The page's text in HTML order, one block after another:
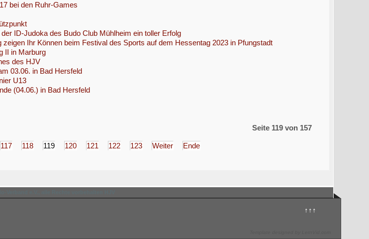
bei den Ruhr-Games
ID-Judoka des Budo Club Mühlheim ein toller Erfolg
Ihr Können beim Festival des Sports auf dem Hessentag 2023 in Pfungstadt
II in Marburg
des HJV
03.06. in Bad Hersfeld
U13
(04.06.) in Bad Hersfeld
Seite 119 von 157
117 118 119 120 121 122 123 Weiter Ende
↑↑↑